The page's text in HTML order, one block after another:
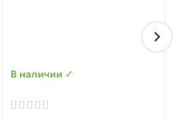
В наличии ✓